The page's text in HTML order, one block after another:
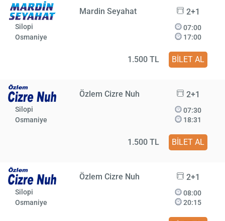
Mardin Seyahat 2+1
Silopi
Osmaniye
07:00
17:00
1.500 TL BİLET AL
Özlem Cizre Nuh 2+1
Silopi
Osmaniye
07:30
18:31
1.500 TL BİLET AL
Özlem Cizre Nuh 2+1
Silopi
Osmaniye
08:00
20:15